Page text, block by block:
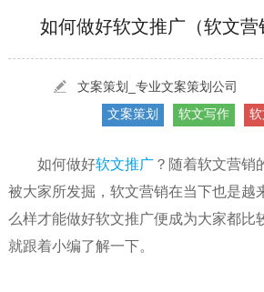
实体门店如何做网络推广吸引客户，实体店网络营销技巧...
疫情当下公司企业品牌网络营销策划推广怎么做，国内知...
如何做好软文推广（软文营
文案策划_专业文案策划公司
文案策划
软文写作
如何做好软文推广？随着软文营销
被大家所发掘，软文营销在当下也是越
么样才能做好软文推广便成为大家都比
就跟着小编了解一下。